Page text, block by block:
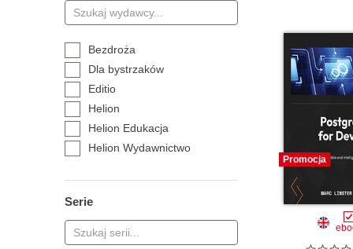
Bezdroża
Dla bystrzaków
Editio
Helion
Helion Edukacja
Helion Wydawnictwo
Onepress
Sensus
Septem
Videopoint
Serie
Promocja